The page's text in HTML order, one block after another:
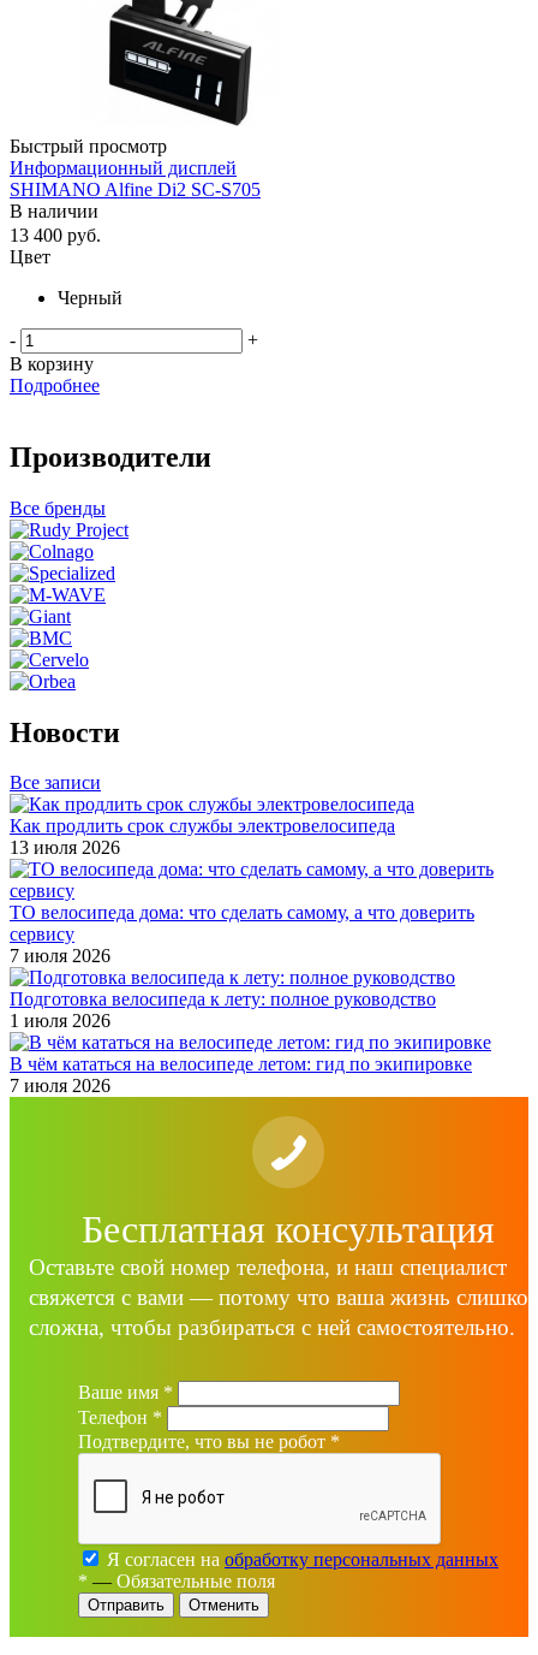
Быстрый просмотр
Информационный дисплей
SHIMANO Alfine Di2 SC-S705
В наличии
13 400 руб.
Цвет
Черный
-
+
В корзину
Подробнее
Производители
Все бренды
Новости
Все записи
Как продлить срок службы электровелосипеда
13 июля 2026
ТО велосипеда дома: что сделать самому, а что доверить
сервису
7 июля 2026
Подготовка велосипеда к лету: полное руководство
1 июля 2026
В чём кататься на велосипеде летом: гид по экипировке
7 июля 2026
Бесплатная консультация
Оставьте свой номер телефона, и наш специалист
свяжется с вами — потому что ваша жизнь
сложна, чтобы разбираться с ней самостоятельно.
Ваше имя *
Телефон *
Подтвердите, что вы не робот *
Я согласен на обработку персональных данных
* — Обязательные поля
Отменить